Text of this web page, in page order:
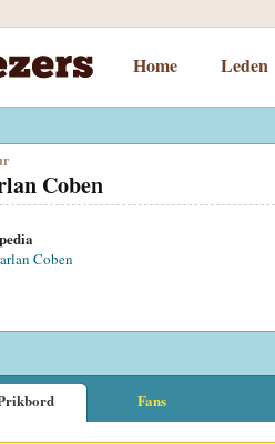
Home Leden
Coben
Coben
Fans